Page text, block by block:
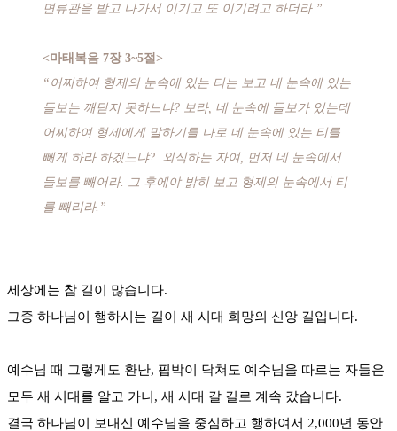
면류관을 받고 나가서 이기고 또 이기려고 하더라.”
<마태복음 7장 3~5절>
“어찌하여 형제의 눈속에 있는 티는 보고 네 눈속에 있는
들보는 깨닫지 못하느냐? 보라, 네 눈속에 들보가 있는데
어찌하여 형제에게 말하기를 나로 네 눈속에 있는 티를
빼게 하라 하겠느냐? 외식하는 자여, 먼저 네 눈속에서
들보를 빼어라. 그 후에야 밝히 보고 형제의 눈속에서 티
를 빼리라.”
세상에는 참 길이 많습니다.
그중 하나님이 행하시는 길이 새 시대 희망의 신앙 길입니다.
예수님 때 그렇게도 환난, 핍박이 닥쳐도 예수님을 따르는 자들은
모두 새 시대를 알고 가니, 새 시대 갈 길로 계속 갔습니다.
결국 하나님이 보내신 예수님을 중심하고 행하여서 2,000년 동안